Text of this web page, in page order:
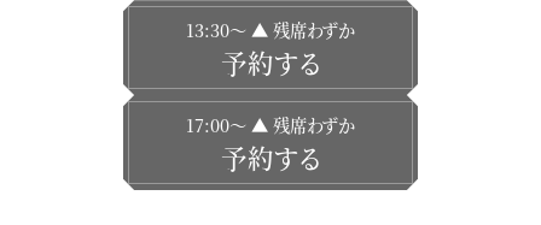
13:30〜 ▲ 残席わずか
予約する
17:00〜 ▲ 残席わずか
予約する